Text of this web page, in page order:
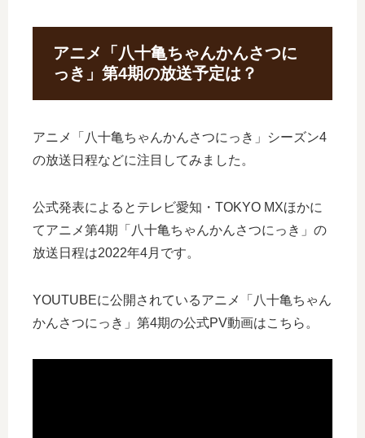
アニメ「八十亀ちゃんかんさつに
っき」第4期の放送予定は？
アニメ「八十亀ちゃんかんさつにっき」シーズン4
の放送日程などに注目してみました。
公式発表によるとテレビ愛知・TOKYO MXほかに
てアニメ第4期「八十亀ちゃんかんさつにっき」の
放送日程は2022年4月です。
YOUTUBEに公開されているアニメ「八十亀ちゃん
かんさつにっき」第4期の公式PV動画はこちら。